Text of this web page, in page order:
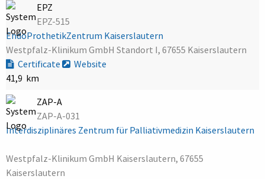
EPZ
EPZ-515
EndoProthetikZentrum Kaiserslautern
Westpfalz-Klinikum GmbH Standort I, 67655 Kaiserslautern
Certificate
Website
41,9 km
ZAP-A
ZAP-A-031
Interdisziplinäres Zentrum für Palliativmedizin Kaiserslautern
Westpfalz-Klinikum GmbH Kaiserslautern, 67655
Kaiserslautern